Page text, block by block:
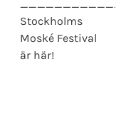
Stockholms
Moské Festival
är här!